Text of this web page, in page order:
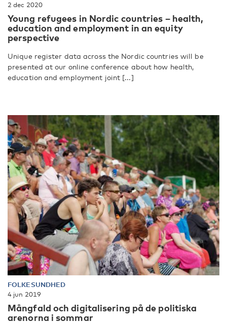
2 dec 2020
Young refugees in Nordic countries – health,
education and employment in an equity
perspective
Unique register data across the Nordic countries will be
presented at our online conference about how health,
education and employment joint [...]
FOLKESUNDHED
4 jun 2019
Mångfald och digitalisering på de politiska
arenorna i sommar